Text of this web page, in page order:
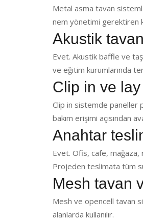
Metal asma tavan
nem yönetimi gerektiren
Akustik tavan
Evet. Akustik baffle ve
ve eğitim kurumlarında
Clip in ve
Clip in sistemde paneller
bakım erişimi açısından
Anahtar
Evet. Ofis, cafe,
Projeden teslimata tüm
Mesh tavan
Mesh ve opencell tavan
alanlarda kullanılır.